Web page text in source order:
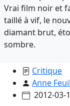
Vrai film noir et
taillé à vif, le
diamant brut,
sombre.
Critique
Anne
2012-03-